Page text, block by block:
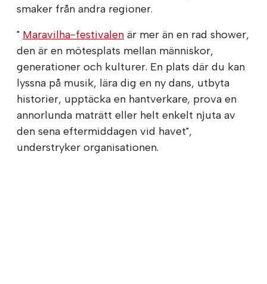
smaker från andra regioner.
" Maravilha-festivalen är mer än en rad shower,
den är en mötesplats mellan människor,
generationer och kulturer. En plats där du kan
lyssna på musik, lära dig en ny dans, utbyta
historier, upptäcka en hantverkare, prova en
annorlunda maträtt eller helt enkelt njuta av
den sena eftermiddagen vid havet",
understryker organisationen.